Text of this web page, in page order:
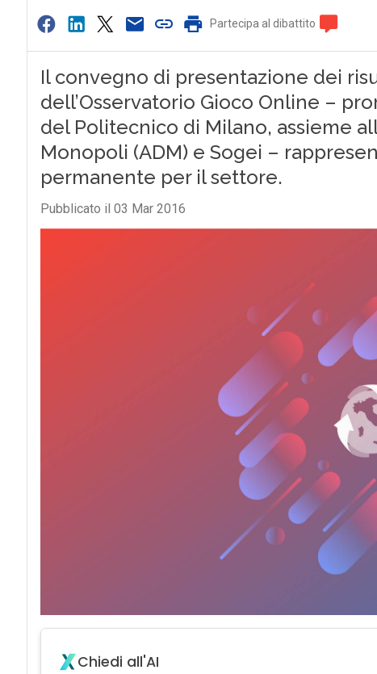
Partecipa al dibattito
Il convegno di presentazione dei
dell’Osservatorio Gioco Online –
del Politecnico di Milano, assieme
Monopoli (ADM) e Sogei –
permanente per il settore.
Pubblicato il 03 Mar 2016
Chiedi all'AI